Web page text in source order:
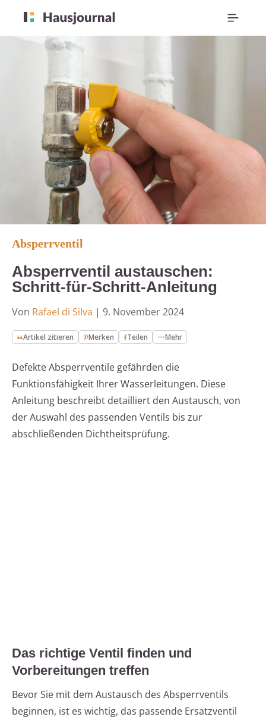
Absperrventil
Absperrventil austauschen:
Schritt-für-Schritt-Anleitung
Von Rafael di Silva | 9. November 2024
Artikel zitieren Merken Teilen Mehr
Defekte Absperrventile gefährden die
Funktionsfähigkeit Ihrer Wasserleitungen. Diese
Anleitung beschreibt detailliert den Austausch, von
der Auswahl des passenden Ventils bis zur
abschließenden Dichtheitsprüfung.
Das richtige Ventil finden und
Vorbereitungen treffen
Bevor Sie mit dem Austausch des Absperrventils
beginnen, ist es wichtig, das passende Ersatzventil